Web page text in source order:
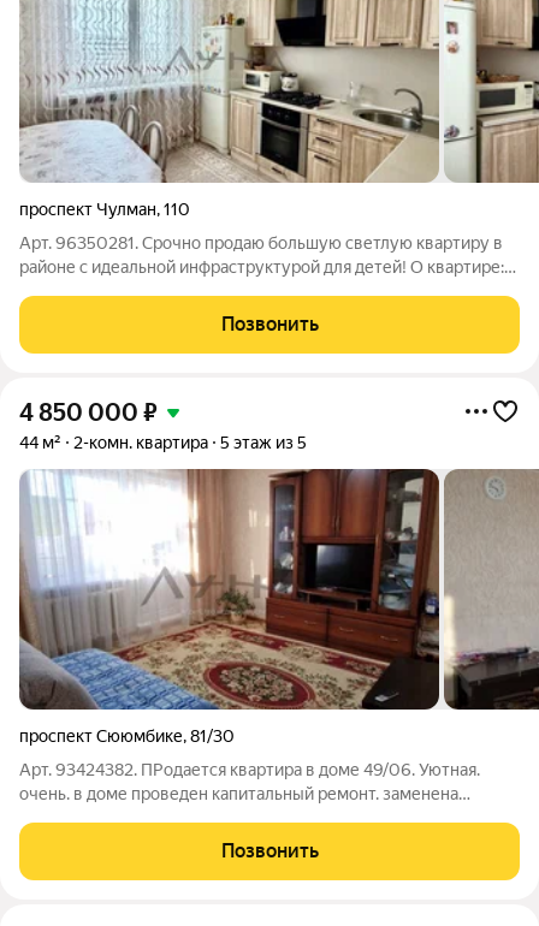
проспект Чулман,110
Арт. 96350281. Срочно продаю большую светлую квартиру в
районе с идеальной инфраструктурой для детей! О квартире:
Кухня 9.4 м. Переделана из 5-комнатной. Перепланировка
узаконена! Две
Позвонить
4 850 000 ₽
44 м² 2-комн. квартира 5 этаж из 5
проспект Сююмбике,81/30
Арт. 93424382. ПРодается квартира в доме 49/06. Уютная.
очень. в доме проведен капитальный ремонт. заменена
подъезные пути, вся дворовая территория. очень хороший
дом. на пересечении проспектов
Позвонить